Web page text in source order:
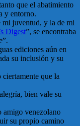
que el abatimiento
y entorno.
mi juventud, y la de mi
Digest”, se encontraba
ediciones aún en
su inclusión y su
que la
bien vale su
amigo venezolano
su propio camino